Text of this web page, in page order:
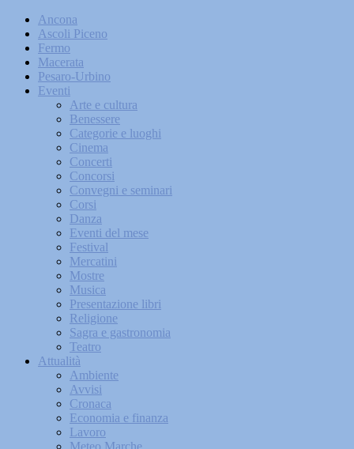
Ancona
Ascoli Piceno
Fermo
Macerata
Pesaro-Urbino
Eventi
Arte e cultura
Benessere
Categorie e luoghi
Cinema
Concerti
Concorsi
Convegni e seminari
Corsi
Danza
Eventi del mese
Festival
Mercatini
Mostre
Musica
Presentazione libri
Religione
Sagra e gastronomia
Teatro
Attualità
Ambiente
Avvisi
Cronaca
Economia e finanza
Lavoro
Meteo Marche